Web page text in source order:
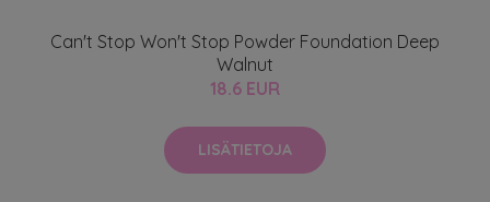
Can't Stop Won't Stop Powder Foundation Deep
Walnut
18.6 EUR
LISÄTIETOJA